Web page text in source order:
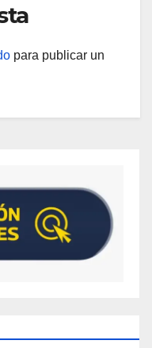
para publicar un